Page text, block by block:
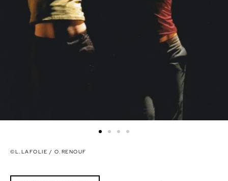
©️L.LAFOLIE / O.RENOUF